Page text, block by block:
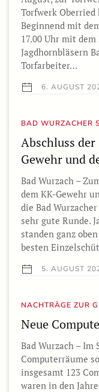
Torfwerk Oberried
Beginnend mit
17.00 Uhr mit
Jagdhornbläsern
Torfarbeiter…
6. AUGUST
BAD WURZACHER
Abschluss
Gewehr und
Bad Wurzach –
dem KK-Gewehr
die Bad
sehr gute Runde.
standen ganz
besten
5. AUGUST
NACHTRÄGE ZUR
Neue
Bad Wurzach –
Computerräume
insgesamt 123
waren in den